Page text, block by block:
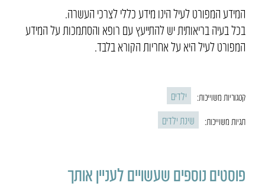
המידע המפורט לעיל הינו מידע כללי לצרכי העשרה.
בכל בעיה בריאותית יש להתייעץ עם רופא והסתמכות על המידע
המפורט לעיל היא על אחריות הקורא בלבד.
קטגוריות משוייכות: ילדים
תגיות משוייכות: שינת ילדים
פוסטים נוספים שעשויים לעניין אותך